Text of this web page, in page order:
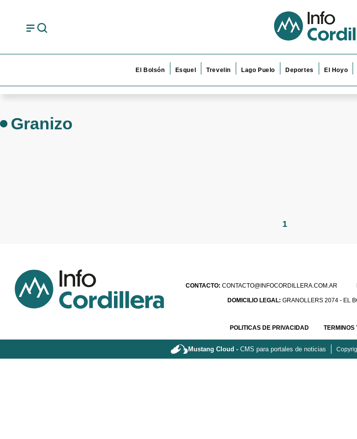
El Bolsón Esquel Trevelin Lago Puelo Deportes El Hoyo
Granizo
1
CONTACTO: CONTACTO@INFOCORDILLERA.COM.AR
DOMICILIO LEGAL:GRANOLLERS 2074 - EL
POLITICAS DE PRIVACIDAD TERMINOS
Mustang Cloud - CMS para portales de noticias